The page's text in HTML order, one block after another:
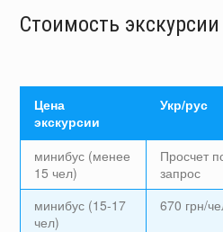
Стоимость
Цена
экскурсии
Укр/рус
минибус (менее
15 чел)
Просчет
запрос
минибус (15-17
чел)
670 грн/